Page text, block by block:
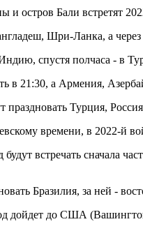
остров Бали встретят
Шри-Ланка, а
спустя полчаса - в
в 21:30, а Армения,
Турция,
времени, в 2022-й
встречать сначала
Бразилия, за ней -
дойдет до США